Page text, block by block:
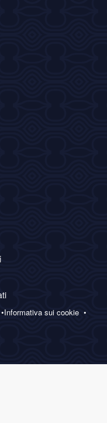
Informativa sui cookie